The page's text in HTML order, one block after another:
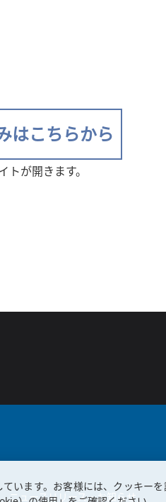
はこちらから
が開きます。
ニュースリリース・お知らせ
います。お客様には、クッキー